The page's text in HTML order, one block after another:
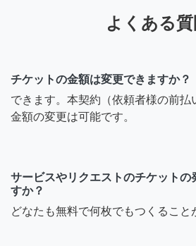
よくある質
チケットの金額は変更できますか？
できます。本契約（依頼者様の前払
金額の変更は可能です。
サービスやリクエストのチケットの
すか？
どなたも無料で何枚でもつくること